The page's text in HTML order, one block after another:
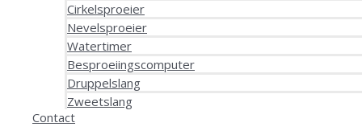
Cirkelsproeier
Nevelsproeier
Watertimer
Besproeiingscomputer
Druppelslang
Zweetslang
Contact